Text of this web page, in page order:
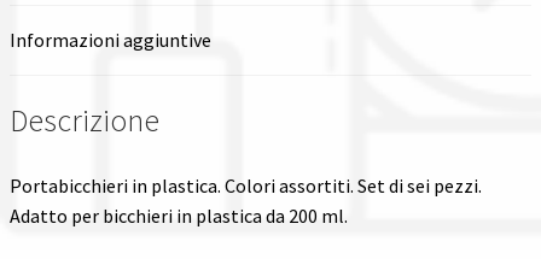
Informazioni aggiuntive
Descrizione
Portabicchieri in plastica. Colori assortiti. Set di sei pezzi.
Adatto per bicchieri in plastica da 200 ml.